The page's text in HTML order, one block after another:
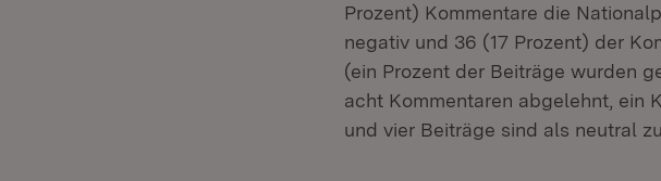
Prozent) Kommentare die
negativ und 36 (17 Prozent) der
(ein Prozent der Beiträge wurden
acht Kommentaren abgelehnt, ein
und vier Beiträge sind als neutral